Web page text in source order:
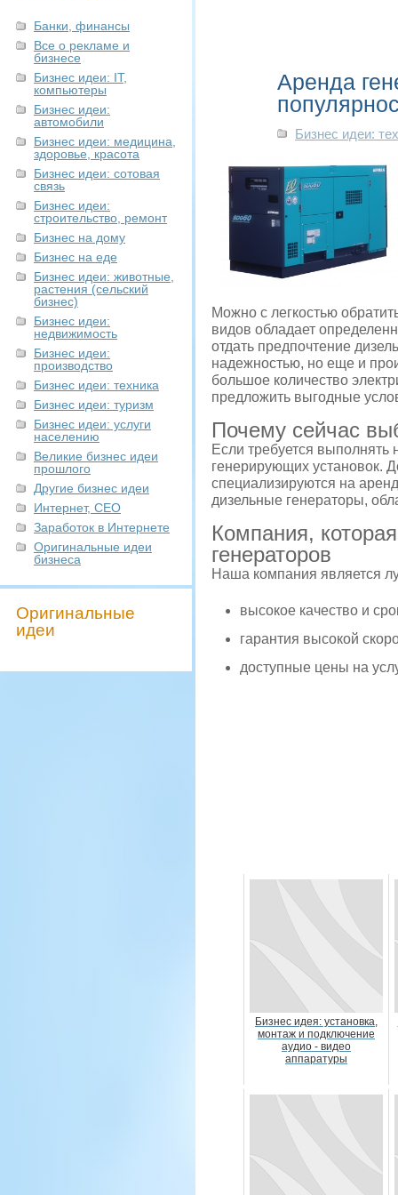
Банки, финансы
Все о рекламе и
бизнесе
Бизнес идеи: IT,
компьютеры
Бизнес идеи:
автомобили
Бизнес идеи: медицина,
здоровье, красота
Бизнес идеи: сотовая
связь
Бизнес идеи:
строительство, ремонт
Бизнес на дому
Бизнес на еде
Бизнес идеи: животные,
растения (сельский
бизнес)
Бизнес идеи:
недвижимость
Бизнес идеи:
производство
Бизнес идеи: техника
Бизнес идеи: туризм
Бизнес идеи: услуги
населению
Великие бизнес идеи
прошлого
Другие бизнес идеи
Интернет, СЕО
Заработок в Интернете
Оригинальные идеи
бизнеса
Оригинальные
идеи
Аренда
Бизнес идеи:
Можно с легкостью
видов обладает
отдать предпочтение
надежностью, но еще и
большое количество
предложить выгодные
Почему сейчас
Если требуется выполнять
генерирующих установок.
специализируются на
дизельные генераторы,
Компания,
генераторов
Наша компания является
высокое качество и
гарантия высокой
доступные цены на
Бизнес идея: установка,
монтаж и подключение
аудио - видео
аппаратуры